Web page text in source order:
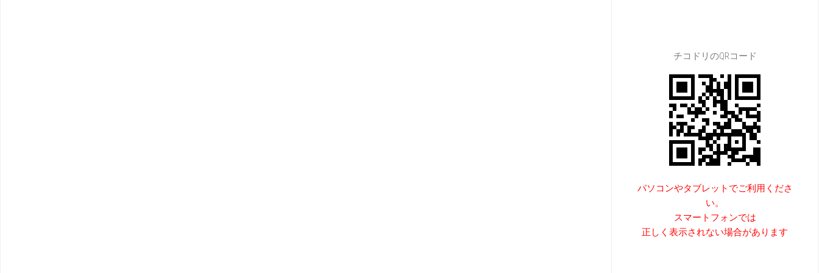
チコドリのQRコード
パソコンやタブレットでご利用くださ
い。
スマートフォンでは
正しく表示されない場合があります